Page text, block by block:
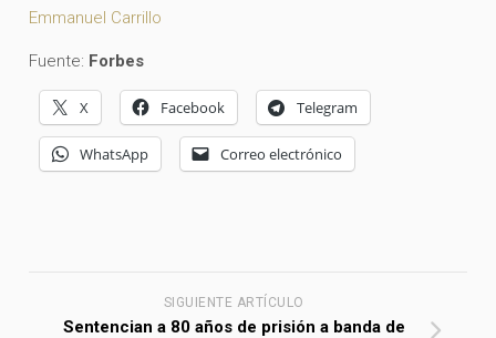
Emmanuel Carrillo
Fuente: Forbes
X Facebook Telegram
WhatsApp Correo electrónico
SIGUIENTE ARTÍCULO
Sentencian a 80 años de prisión a banda de